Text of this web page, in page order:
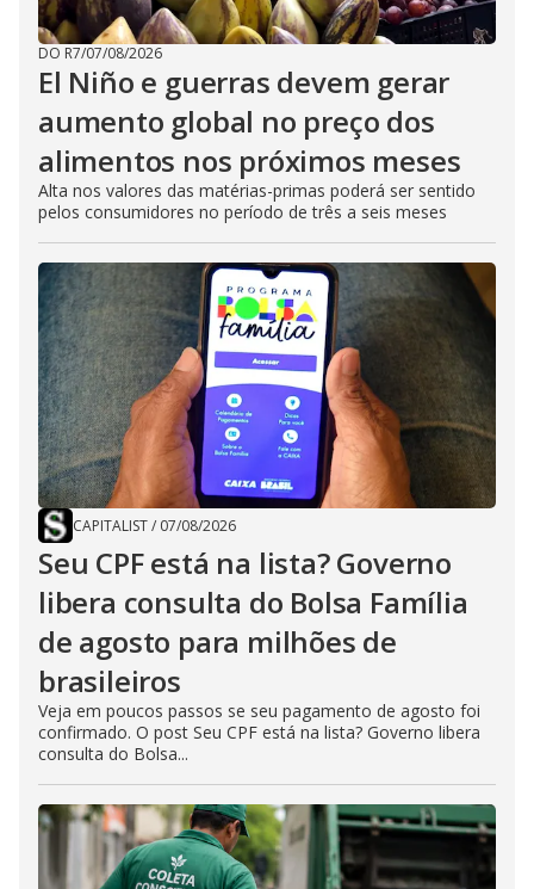
DO R7/07/08/2026
El Niño e guerras devem gerar
aumento global no preço dos
alimentos nos próximos meses
Alta nos valores das matérias-primas poderá ser sentido
pelos consumidores no período de três a seis meses
CAPITALIST/ 07/08/2026
Seu CPF está na lista? Governo
libera consulta do Bolsa Família
de agosto para milhões de
brasileiros
Veja em poucos passos se seu pagamento de agosto foi
confirmado. O post Seu CPF está na lista? Governo libera
consulta do Bolsa...